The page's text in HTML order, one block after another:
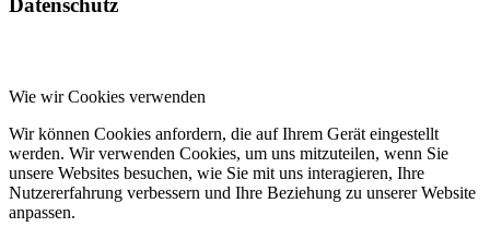
Wie wir Cookies verwenden
Wir können Cookies anfordern, die auf Ihrem Gerät eingestellt
werden. Wir verwenden Cookies, um uns mitzuteilen, wenn Sie
unsere Websites besuchen, wie Sie mit uns interagieren, Ihre
Nutzererfahrung verbessern und Ihre Beziehung zu unserer Website
anpassen.